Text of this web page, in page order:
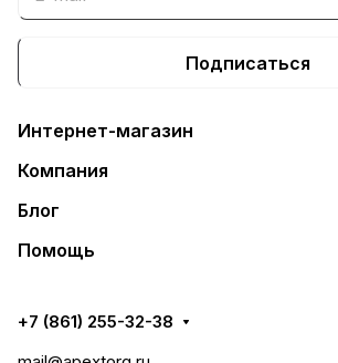
Подписаться
Интернет-магазин
Компания
Блог
Помощь
+7 (861) 255-32-38